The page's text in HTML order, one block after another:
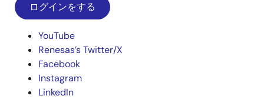
ログインをする
YouTube
Renesas’s Twitter/X
Facebook
Instagram
LinkedIn